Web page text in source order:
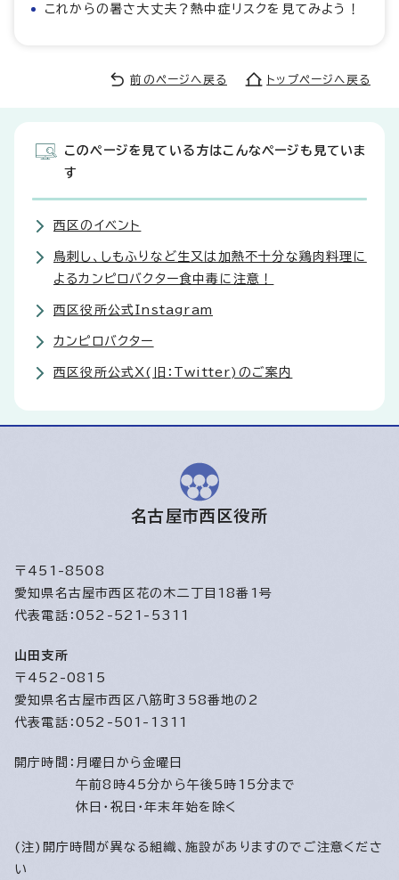
これからの暑さ大丈夫？熱中症リスクを見てみよう！
前のページへ戻る トップページへ戻る
このページを見ている方はこんなページも見ていま
す
西区のイベント
鳥刺し、しもふりなど生又は加熱不十分な鶏肉料理に
よるカンピロバクター食中毒に注意！
西区役所公式Instagram
カンピロバクター
西区役所公式X(旧：Twitter)のご案内
名古屋市西区役所
〒451-8508
愛知県名古屋市西区花の木二丁目18番1号
代表電話：052-521-5311
山田支所
〒452-0815
愛知県名古屋市西区八筋町358番地の2
代表電話：052-501-1311
開庁時間： 月曜日から金曜日
午前8時45分から午後5時15分まで
休日・祝日・年末年始を除く
(注)開庁時間が異なる組織、施設がありますのでご注意くださ
い